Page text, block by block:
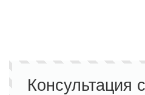
Консультация